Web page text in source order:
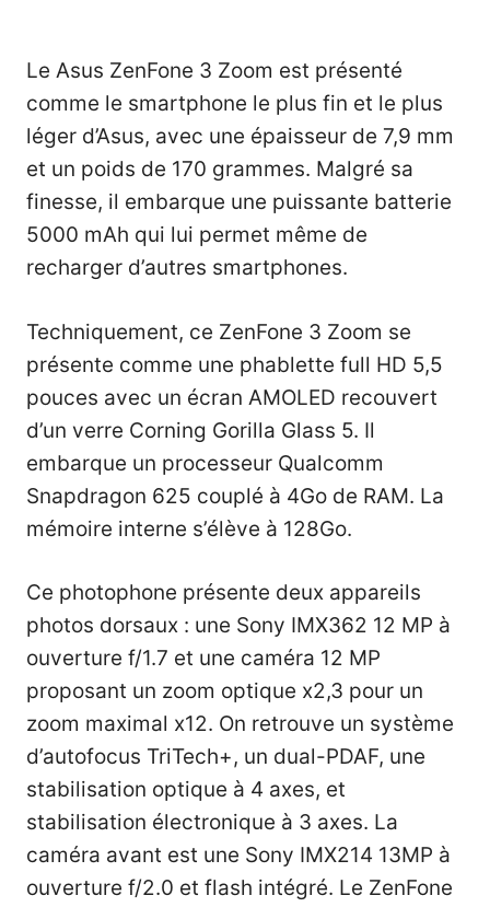
Le Asus ZenFone 3 Zoom est présenté
comme le smartphone le plus fin et le plus
léger d’Asus, avec une épaisseur de 7,9 mm
et un poids de 170 grammes. Malgré sa
finesse, il embarque une puissante batterie
5000 mAh qui lui permet même de
recharger d’autres smartphones.
Techniquement, ce ZenFone 3 Zoom se
présente comme une phablette full HD 5,5
pouces avec un écran AMOLED recouvert
d’un verre Corning Gorilla Glass 5. Il
embarque un processeur Qualcomm
Snapdragon 625 couplé à 4Go de RAM. La
mémoire interne s’élève à 128Go.
Ce photophone présente deux appareils
photos dorsaux : une Sony IMX362 12 MP à
ouverture f/1.7 et une caméra 12 MP
proposant un zoom optique x2,3 pour un
zoom maximal x12. On retrouve un système
d’autofocus TriTech+, un dual-PDAF, une
stabilisation optique à 4 axes, et
stabilisation électronique à 3 axes. La
caméra avant est une Sony IMX214 13MP à
ouverture f/2.0 et flash intégré. Le ZenFone